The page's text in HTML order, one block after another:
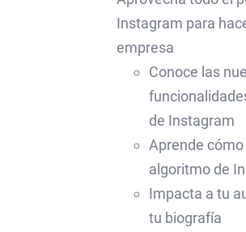
Instagram para
empresa
Conoce las
de Instagram
Aprende
algoritmo de
Impacta a tu
tu biografía